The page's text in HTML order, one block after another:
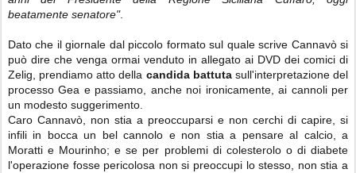
beatamente senatore".
Dato che il giornale dal piccolo formato sul quale scrive Cannavò si
può dire che venga ormai venduto in allegato ai DVD dei comici di
Zelig, prendiamo atto della candida battuta sull'interpretazione del
processo Gea e passiamo, anche noi ironicamente, ai cannoli per
un modesto suggerimento.
Caro Cannavò, non stia a preoccuparsi e non cerchi di capire, si
infili in bocca un bel cannolo e non stia a pensare al calcio, a
Moratti e Mourinho; e se per problemi di colesterolo o di diabete
l'operazione fosse pericolosa non si preoccupi lo stesso, non stia a